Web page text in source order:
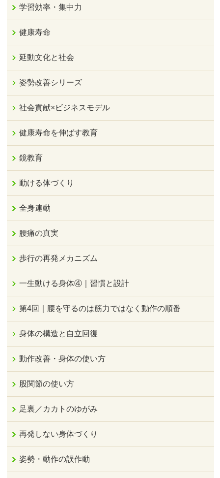
学習効率・集中力
健康寿命
延動文化と社会
姿勢改善シリーズ
社会貢献×ビジネスモデル
健康寿命を伸ばす教育
鏡教育
動ける体づくり
全身連動
腰痛の真実
歩行の再発メカニズム
一生動ける身体④｜習慣と設計
第4回｜腰を守るのは筋力ではなく動作の順番
身体の構造と自立回復
動作改善・身体の使い方
股関節の使い方
足裏／カカトのゆがみ
再発しない身体づくり
姿勢・動作の誤作動